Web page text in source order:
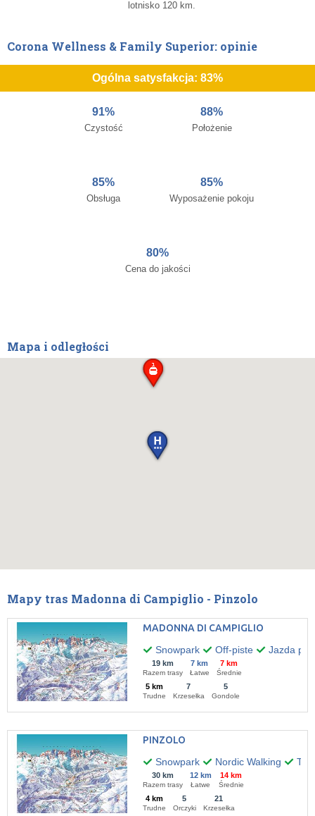
lotnisko 120 km.
Corona Wellness & Family Superior: opinie
Ogólna satysfakcja: 83%
91%
Czystość
88%
Położenie
85%
Obsługa
85%
Wyposażenie pokoju
80%
Cena do jakości
Mapa i odległości
Mapy tras Madonna di Campiglio - Pinzolo
MADONNA DI CAMPIGLIO
Snowpark
Off-piste Jazda po
19 km
Razem trasy
7 km
Łatwe
7 km
Średnie
5 km
Trudne
7
Krzesełka
5
Gondole
PINZOLO
Snowpark
Nordic Walking
30 km
Razem trasy
12 km
Łatwe
14 km
Średnie
4 km
Trudne
5
Orczyki
21
Krzesełka